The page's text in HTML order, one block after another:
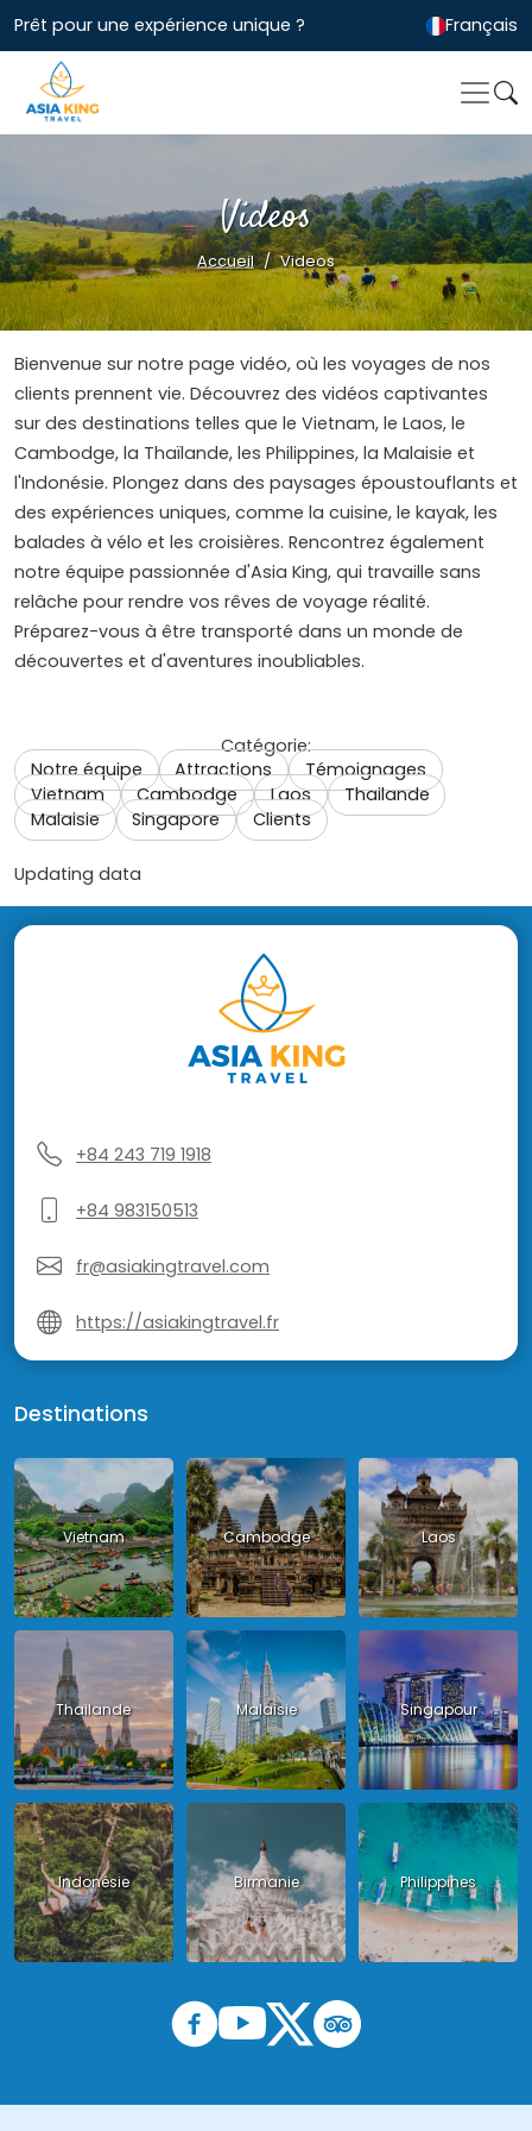
Prêt pour une expérience unique ? Français
Videos
Accueil Videos
Bienvenue sur notre page vidéo, où les voyages de nos
clients prennent vie. Découvrez des vidéos captivantes
sur des destinations telles que le Vietnam, le Laos, le
Cambodge, la Thaïlande, les Philippines, la Malaisie et
l'Indonésie. Plongez dans des paysages époustouflants et
des expériences uniques, comme la cuisine, le kayak, les
balades à vélo et les croisières. Rencontrez également
notre équipe passionnée d'Asia King, qui travaille sans
relâche pour rendre vos rêves de voyage réalité.
Préparez-vous à être transporté dans un monde de
découvertes et d'aventures inoubliables.
Catégorie:
Notre équipe
Attractions
Témoignages
Vietnam
Cambodge Laos
Thailande
Malaisie
Singapore Clients
Updating data
+84 243 719 1918
+84 983150513
fr@asiakingtravel.com
https://asiakingtravel.fr
Destinations
Vietnam Cambodge Laos
Thailande Malaisie Singapour
Indonésie Birmanie Philippines